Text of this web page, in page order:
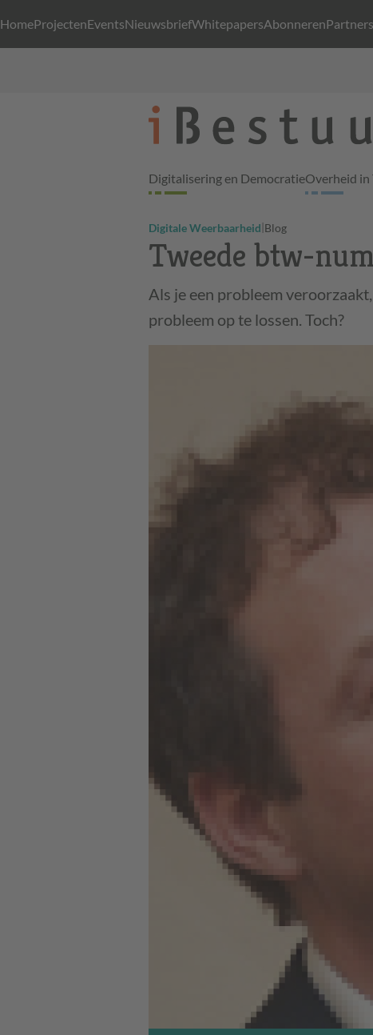
HomeProjectenEventsNieuwsbriefWhitepapersAbonnerenPartners
Digitalisering en DemocratieOverheid in
Digitale Weerbaarheid|Blog
Tweede btw-
Als je een probleem
probleem op te lossen. Toch?